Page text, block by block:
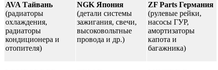
AVA Тайвань
(радиаторы
охлаждения,
радиаторы
кондиционера и
отопителя)
NGK Япония
(детали системы
зажигания, свечи,
высоковольтные
провода и др.)
ZF Parts Германия
(рулевые рейки,
насосы ГУР,
амортизаторы
капота и
багажника)